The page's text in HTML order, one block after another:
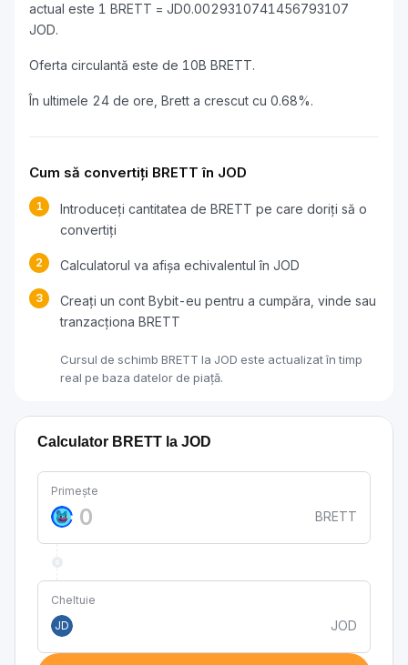
actual este 1 BRETT = JD0.0029310741456793107
JOD.
Oferta circulantă este de 10B BRETT.
În ultimele 24 de ore, Brett a crescut cu 0.68%.
Cum să convertiți BRETT în JOD
1
Introduceți cantitatea de BRETT pe care doriți să o
convertiți
2 Calculatorul va afișa echivalentul în JOD
3
Creați un cont Bybit-eu pentru a cumpăra, vinde sau
tranzacționa BRETT
Cursul de schimb BRETT la JOD este actualizat în timp
real pe baza datelor de piață.
Calculator BRETT la JOD
Primește
BRETT
Cheltuie
JD
JOD